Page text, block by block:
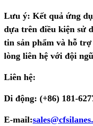
Lưu ý: Kết quả ứng
dựa trên điều kiện sử
tin sản phẩm và hỗ
lòng liên hệ với đội
Liên hệ:
Di động: (+86) 181-
E-mail: